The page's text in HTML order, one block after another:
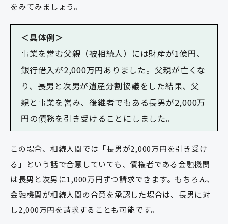
をみてみましょう。
＜具体例＞
事業を営む父親（被相続人）には財産が1億円、
銀行借入が2,000万円ありました。父親が亡くな
り、長男と次男が遺産分割協議をした結果、父
親と事業を営み、後継者でもある長男が2,000万
円の債務を引き受けることにしました。
この場合、相続人間では「長男が2,000万円を引き受け
る」という話で合意していても、債権者である金融機関
は長男と次男に1,000万円ずつ請求できます。もちろん、
金融機関が相続人間の合意を承認した場合は、長男に対
し2,000万円を請求することも可能です。